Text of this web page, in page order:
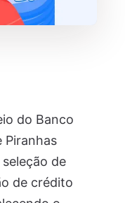
do Banco
Piranhas
de
de crédito